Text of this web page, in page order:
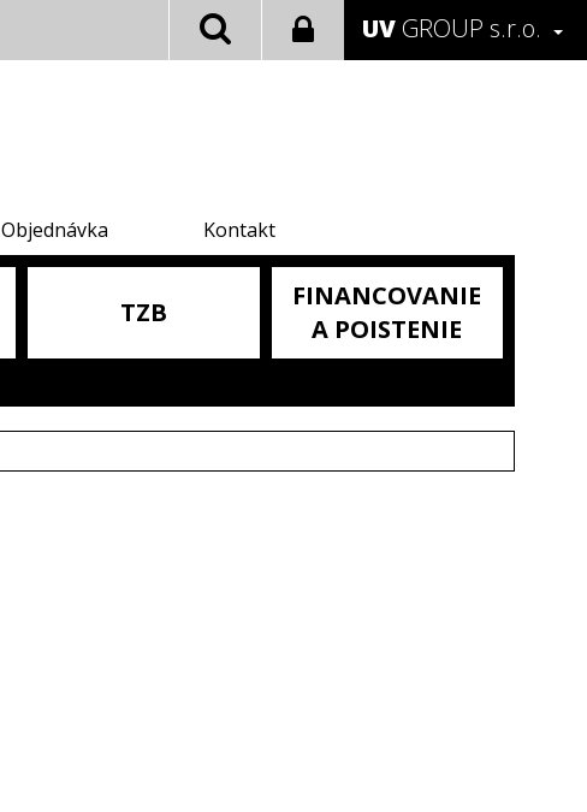
UV GROUP s.r.o.
Objednávka Kontakt
TZB
FINANCOVANIE
A POISTENIE